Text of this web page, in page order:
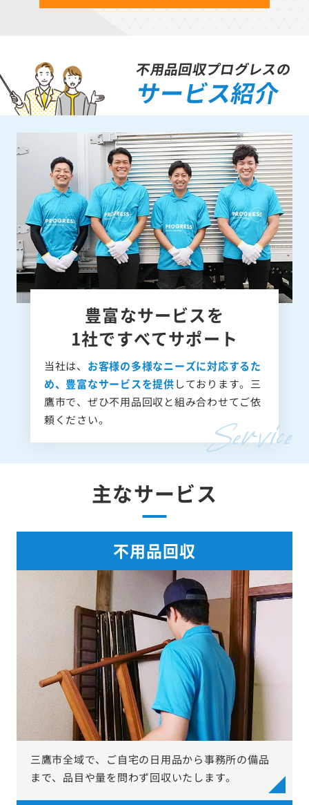
不用品回収プログレスの
サービス紹介
豊富なサービスを
1社ですべてサポート
当社は、 お客様の多様なニーズに対応するた
め、豊富なサービスを提供しております。三
鷹市で、ぜひ不用品回収と組み合わせてご依
頼ください。
主なサービス
不用品回収
三鷹市全域で、ご自宅の日用品から事務所の備品
まで、品目や量を問わず回収いたします。